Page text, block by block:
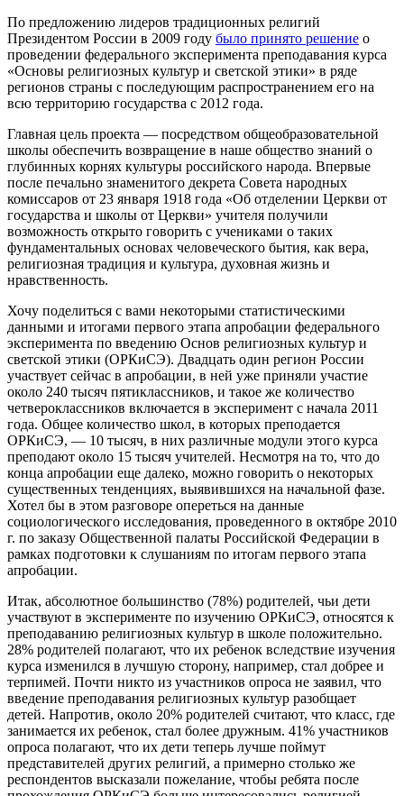
По предложению лидеров традиционных религий
Президентом России в 2009 году было принято решение о
проведении федерального эксперимента преподавания курса
«Основы религиозных культур и светской этики» в ряде
регионов страны с последующим распространением его на
всю территорию государства с 2012 года.
Главная цель проекта — посредством общеобразовательной
школы обеспечить возвращение в наше общество знаний о
глубинных корнях культуры российского народа. Впервые
после печально знаменитого декрета Совета народных
комиссаров от 23 января 1918 года «Об отделении Церкви от
государства и школы от Церкви» учителя получили
возможность открыто говорить с учениками о таких
фундаментальных основах человеческого бытия, как вера,
религиозная традиция и культура, духовная жизнь и
нравственность.
Хочу поделиться с вами некоторыми статистическими
данными и итогами первого этапа апробации федерального
эксперимента по введению Основ религиозных культур и
светской этики (ОРКиСЭ). Двадцать один регион России
участвует сейчас в апробации, в ней уже приняли участие
около 240 тысяч пятиклассников, и такое же количество
четвероклассников включается в эксперимент с начала 2011
года. Общее количество школ, в которых преподается
ОРКиСЭ, — 10 тысяч, в них различные модули этого курса
преподают около 15 тысяч учителей. Несмотря на то, что до
конца апробации еще далеко, можно говорить о некоторых
существенных тенденциях, выявившихся на начальной фазе.
Хотел бы в этом разговоре опереться на данные
социологического исследования, проведенного в октябре 2010
г. по заказу Общественной палаты Российской Федерации в
рамках подготовки к слушаниям по итогам первого этапа
апробации.
Итак, абсолютное большинство (78%) родителей, чьи дети
участвуют в эксперименте по изучению ОРКиСЭ, относятся к
преподаванию религиозных культур в школе положительно.
28% родителей полагают, что их ребенок вследствие изучения
курса изменился в лучшую сторону, например, стал добрее и
терпимей. Почти никто из участников опроса не заявил, что
введение преподавания религиозных культур разобщает
детей. Напротив, около 20% родителей считают, что класс, где
занимается их ребенок, стал более дружным. 41% участников
опроса полагают, что их дети теперь лучше поймут
представителей других религий, а примерно столько же
респондентов высказали пожелание, чтобы ребята после